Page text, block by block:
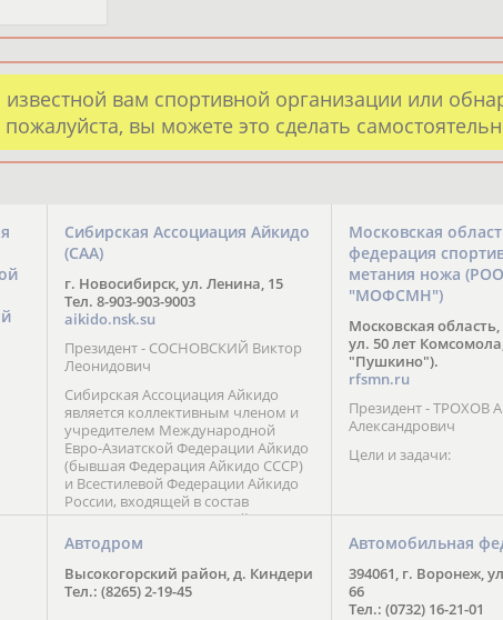
вам спортивной организации или
вы можете это сделать
Сибирская Ассоциация Айкидо
(САА)
г. Новосибирск, ул. Ленина, 15
Тел. 8-903-903-9003
aikido.nsk.su
Президент - СОСНОВСКИЙ Виктор
Леонидович
Сибирская Ассоциация Айкидо
является коллективным членом и
учредителем Международной
Евро-Азиатской Федерации Айкидо
(бывшая Федерация Айкидо СССР)
и Всестилевой Федерации Айкидо
России, входящей в состав
Национального Совета Айкидо
России, президентом которого
является С. В. Киреенко
Московская
федерация
метания ножа (РОО
"МОФСМН")
Московская
ул. 50 лет
"Пушкино").
rfsmn.ru
Президент - ТРОХОВ
Александрович
Цели и задачи:
Автодром
Высокогорский район, д. Киндери
Тел.: (8265) 2-19-45
Автомобильная
394061, г. Воронеж,
66
Тел.: (0732) 16-21-01